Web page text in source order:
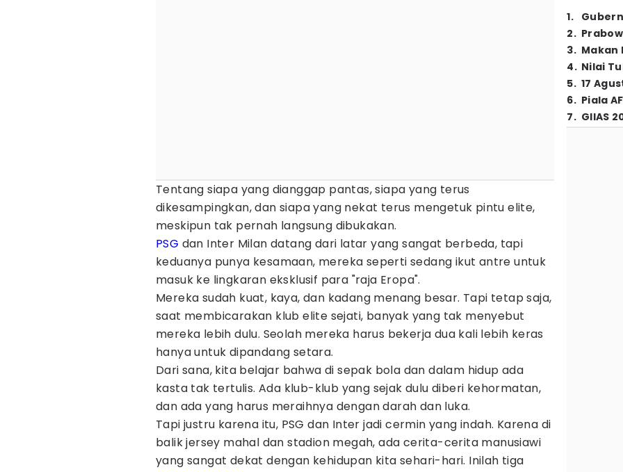
Tentang siapa yang dianggap pantas, siapa yang terus
dikesampingkan, dan siapa yang nekat terus mengetuk pintu elite,
meskipun tak pernah langsung dibukakan.
PSG dan Inter Milan datang dari latar yang sangat berbeda, tapi
keduanya punya kesamaan, mereka seperti sedang ikut antre untuk
masuk ke lingkaran eksklusif para "raja Eropa".
Mereka sudah kuat, kaya, dan kadang menang besar. Tapi tetap saja,
saat membicarakan klub elite sejati, banyak yang tak menyebut
mereka lebih dulu. Seolah mereka harus bekerja dua kali lebih keras
hanya untuk dipandang setara.
Dari sana, kita belajar bahwa di sepak bola dan dalam hidup ada
kasta tak tertulis. Ada klub-klub yang sejak dulu diberi kehormatan,
dan ada yang harus meraihnya dengan darah dan luka.
Tapi justru karena itu, PSG dan Inter jadi cermin yang indah. Karena di
balik jersey mahal dan stadion megah, ada cerita-cerita manusiawi
yang sangat dekat dengan kehidupan kita sehari-hari. Inilah tiga
1.
2.
3. Makan
4. Nilai
5. 17
6. Piala
7. GIIAS